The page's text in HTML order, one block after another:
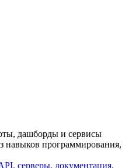
дашборды и сервисы
навыков программирования,
серверы, документация,